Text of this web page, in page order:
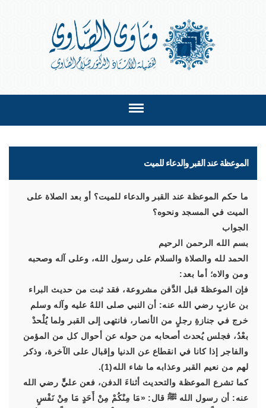
الموعظة عند القبر والدعاء للميت
ما حكم الموعظة عند القبر والدعاء للميت؟ أو بعد الصلاة على
الميت في المسجد ونحوه؟
الجواب
بسم الله الرحمن الرحيم
الحمد لله والصلاة والسلام على رسول الله، وعلى آله وصحبه
ومن والاه؛ أما بعد:
فإن الموعظةَ قبل الدَّفن مشروعة، فقد ثبت من حديث البراء
بن عازبٍ رضي الله عنه: أن النبي صلى اللهُ عليه وآله وسلم
خرج في جنازةِ رجلٍ من الأنصار، فانتهى إلى القبر ولما يُلْحدْ
بعْدُ، فجلس يُحدث أصحابه من حوله عن أحوال كل من المؤمن
والفاجر إذا كانا في انقطاع عن الدنيا وإقبال على الآخرة، وذكر
لهم من نعيم القبر وعذابه ما شاء الله(1).
كما تشرع الموعظة والتحديث أثناءَ الدفن، فعن عليٍّ رضي الله
عنه: أن رسول الله ﷺ قال: «مَا مِنْكُمْ مِنْ أَحَدٍ مَا مِنْ نَفْسٍ